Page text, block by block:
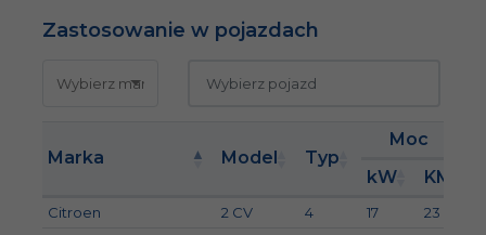
Zastosowanie w pojazdach
Marka Model Typ
Moc
kW
KM
Citroen 2 CV 4 17 23